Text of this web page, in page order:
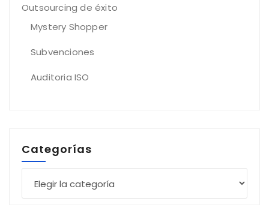
Outsourcing de éxito
Mystery Shopper
Subvenciones
Auditoria ISO
Categorías